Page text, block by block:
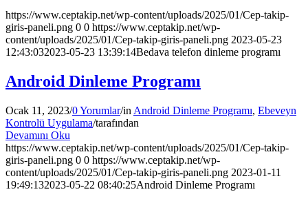
https://www.ceptakip.net/wp-content/uploads/2025/01/Cep-takip-
giris-paneli.png 0 0 https://www.ceptakip.net/wp-
content/uploads/2025/01/Cep-takip-giris-paneli.png 2023-05-23
12:43:032023-05-23 13:39:14Bedava telefon dinleme programı
Android Dinleme Programı
Ocak 11, 2023/0 Yorumlar/in Android Dinleme Programı, Ebeveyn
Kontrolü Uygulama/tarafından
Devamını Oku
https://www.ceptakip.net/wp-content/uploads/2025/01/Cep-takip-
giris-paneli.png 0 0 https://www.ceptakip.net/wp-
content/uploads/2025/01/Cep-takip-giris-paneli.png 2023-01-11
19:49:132023-05-22 08:40:25Android Dinleme Programı